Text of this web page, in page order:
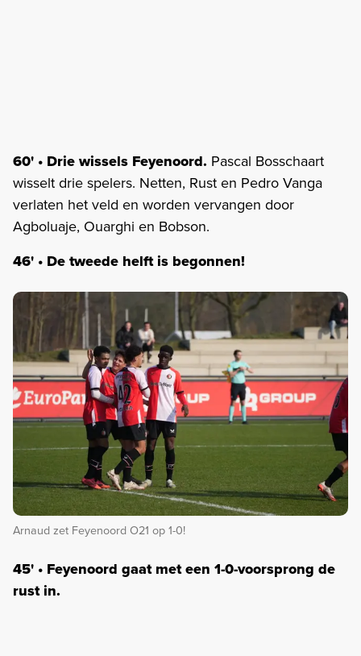
60' • Drie wissels Feyenoord. Pascal Bosschaart
wisselt drie spelers. Netten, Rust en Pedro Vanga
verlaten het veld en worden vervangen door
Agboluaje, Ouarghi en Bobson.
46' • De tweede helft is begonnen!
Arnaud zet Feyenoord O21 op 1-0!
45' • Feyenoord gaat met een 1-0-voorsprong de
rust in.